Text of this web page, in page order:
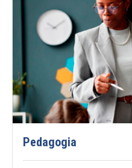
Pedagogia